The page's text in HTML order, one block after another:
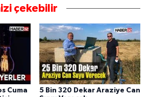
çekebilir
Cuma
5 Bin 320 Dekar Araziye Can